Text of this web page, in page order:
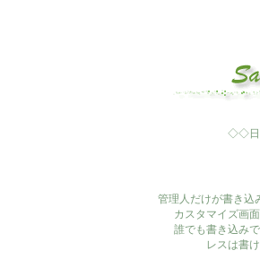
◇◇日
管理人だけが書き込
カスタマイズ画
誰でも書き込み
レスは書